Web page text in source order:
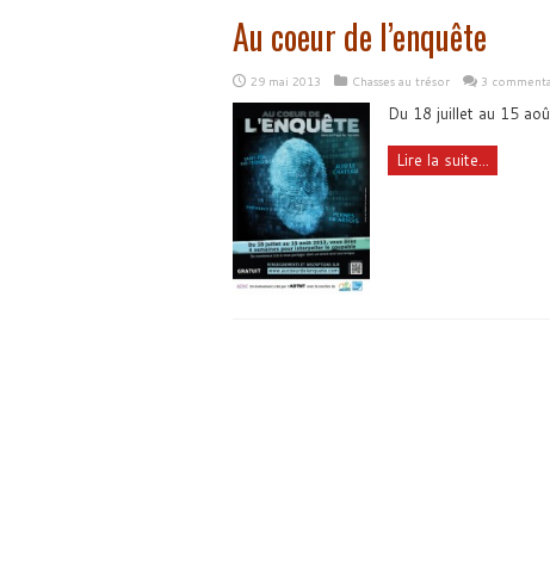
Au coeur de l’enquête
29 mai 2013 Chasses au trésor 3
Du 18 juillet au 15
Lire la suite...